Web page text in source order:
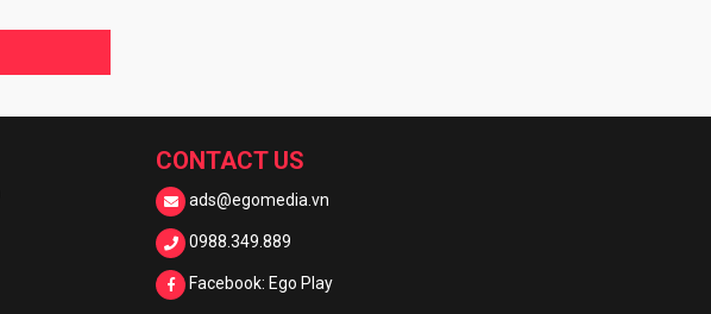
CONTACT US
ads@egomedia.vn
0988.349.889
Facebook: Ego Play